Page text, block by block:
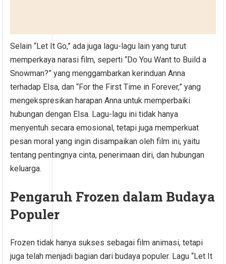
Selain “Let It Go,” ada juga lagu-lagu lain yang turut
memperkaya narasi film, seperti “Do You Want to Build a
Snowman?” yang menggambarkan kerinduan Anna
terhadap Elsa, dan “For the First Time in Forever,” yang
mengekspresikan harapan Anna untuk memperbaiki
hubungan dengan Elsa. Lagu-lagu ini tidak hanya
menyentuh secara emosional, tetapi juga memperkuat
pesan moral yang ingin disampaikan oleh film ini, yaitu
tentang pentingnya cinta, penerimaan diri, dan hubungan
keluarga.
Pengaruh Frozen dalam Budaya
Populer
Frozen tidak hanya sukses sebagai film animasi, tetapi
juga telah menjadi bagian dari budaya populer. Lagu “Let It